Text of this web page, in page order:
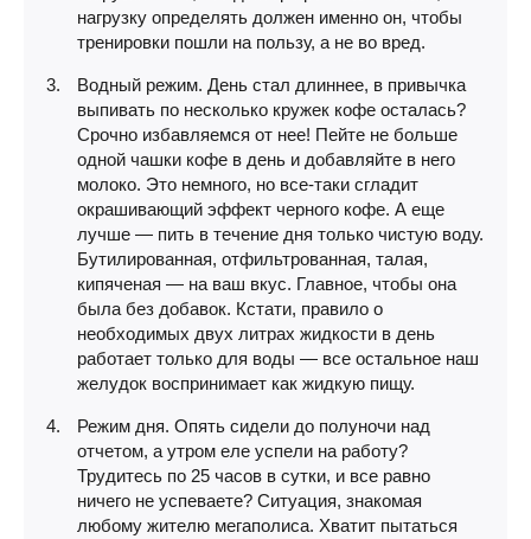
нагрузку определять должен именно он, чтобы
тренировки пошли на пользу, а не во вред.
Водный режим. День стал длиннее, в привычка
выпивать по несколько кружек кофе осталась?
Срочно избавляемся от нее! Пейте не больше
одной чашки кофе в день и добавляйте в него
молоко. Это немного, но все-таки сгладит
окрашивающий эффект черного кофе. А еще
лучше — пить в течение дня только чистую воду.
Бутилированная, отфильтрованная, талая,
кипяченая — на ваш вкус. Главное, чтобы она
была без добавок. Кстати, правило о
необходимых двух литрах жидкости в день
работает только для воды — все остальное наш
желудок воспринимает как жидкую пищу.
Режим дня. Опять сидели до полуночи над
отчетом, а утром еле успели на работу?
Трудитесь по 25 часов в сутки, и все равно
ничего не успеваете? Ситуация, знакомая
любому жителю мегаполиса. Хватит пытаться